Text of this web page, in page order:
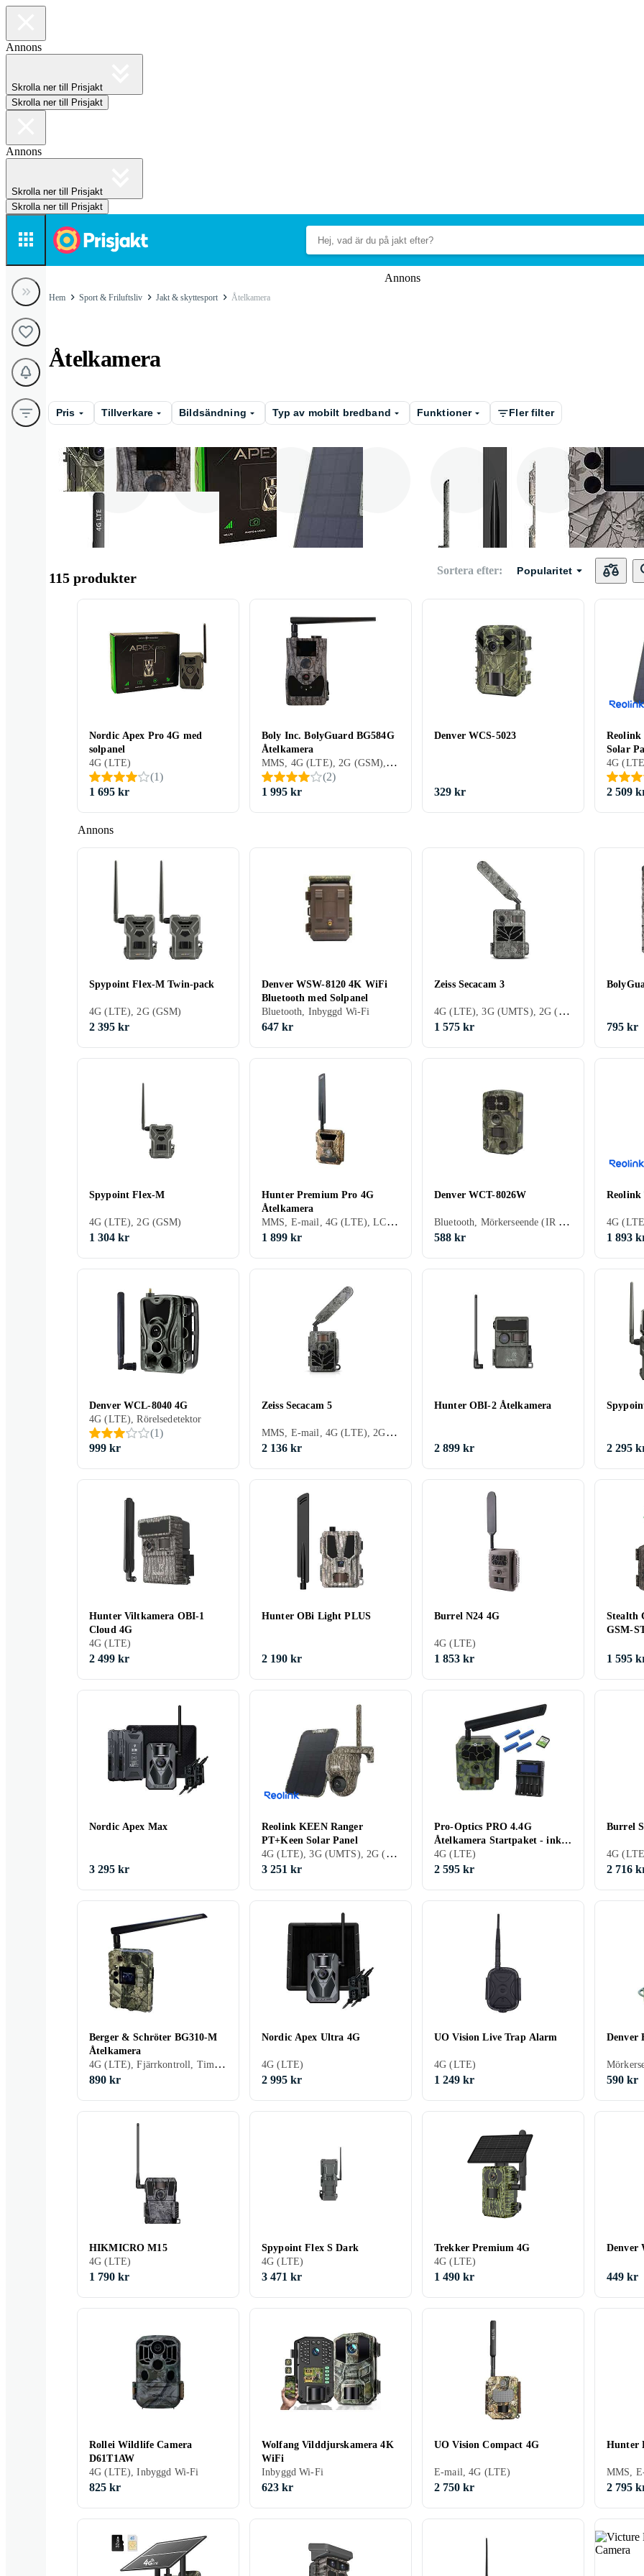
Annons
Skrolla ner till Prisjakt
Skrolla ner till Prisjakt
Annons
Skrolla ner till Prisjakt
Skrolla ner till Prisjakt
Annons
Hem Sport & Friluftsliv Jakt & skyttesport Åtelkamera
Åtelkamera
Pris Tillverkare Bildsändning Typ av mobilt bredband Funktioner Fler filter
Denver Boly Inc . Nordic Hunter
UO Vision HIKMICRO Spypoint Technaxx Pro - Optics
Wolfang Evolveo
Braun Photo
115 produkter Sortera efter: Popularitet
Annons
Nordic Apex Pro 4G med
solpanel
4G (LTE)
(1)
1 695 kr
Boly Inc. BolyGuard BG584G
Åtelkamera
MMS, 4G (LTE), 2G (GSM), LCD-bildskärm, Mörkerseende (IR LED), Appstyrning, Timelapse, Videoinspelning, PIR-sensor
(2)
1 995 kr
Denver WCS-5023
329 kr
Reolink
Solar
2 509
Spypoint Flex-M Twin-pack
4G (LTE), 2G (GSM)
2 395 kr
Denver WSW-8120 4K WiFi
Bluetooth med Solpanel
Bluetooth, Inbyggd Wi-Fi
647 kr
Zeiss Secacam 3
4G (LTE), 3G (UMTS), 2G (GSM)
1 575 kr
795 kr
Spypoint Flex-M
4G (LTE), 2G (GSM)
1 304 kr
Hunter Premium Pro 4G
Åtelkamera
MMS, E-mail, 4G (LTE), LCD-bildskärm, Startfördröjning, Timer, Mörkerseende (IR LED), Appstyrning, Videoinspelning, Multibildsfunktion, PIR-sensor
1 899 kr
Denver WCT-8026W
Bluetooth, Mörkerseende (IR LED), Inbyggd Wi-Fi, PIR-sensor
588 kr
Reolink
4G
1 893
Denver WCL-8040 4G
4G (LTE), Rörelsedetektor
(1)
999 kr
Zeiss Secacam 5
MMS, E-mail, 4G (LTE), 2G (GSM), Rörelsedetektor, Vattentät, Mörkerseende (IR LED), Appstyrning, Videoinspelning, PIR-sensor
2 136 kr
Hunter OBI-2 Åtelkamera
2 899 kr 2 295
Hunter Viltkamera OBI-1
Cloud 4G
4G (LTE)
2 499 kr
Hunter OBi Light PLUS
2 190 kr
Burrel N24 4G
4G (LTE)
1 853 kr
Stealth
GSM-
1 595
Nordic Apex Max
3 295 kr
Reolink KEEN Ranger
PT+Keen Solar Panel
4G (LTE), 3G (UMTS), 2G (GSM), Timelapse
3 251 kr
Pro-Optics PRO 4.4G
Åtelkamera Startpaket - inkl.
3 månaders Molnus-SIM
4G (LTE)
2 595 kr
Burrel
2 716
Berger & Schröter BG310-M
Åtelkamera
4G (LTE), Fjärrkontroll, Timelapse
890 kr
Nordic Apex Ultra 4G
4G (LTE)
2 995 kr
UO Vision Live Trap Alarm
4G (LTE)
1 249 kr
Denver
590 kr
HIKMICRO M15
4G (LTE)
1 790 kr
Spypoint Flex S Dark
4G (LTE)
3 471 kr
Trekker Premium 4G
4G (LTE)
1 490 kr
Denver
449 kr
Rollei Wildlife Camera
D61T1AW
4G (LTE), Inbyggd Wi-Fi
825 kr
Wolfang Vilddjurskamera 4K
WiFi
Inbyggd Wi-Fi
623 kr
UO Vision Compact 4G
E-mail, 4G (LTE)
2 750 kr
Hunter
2 795